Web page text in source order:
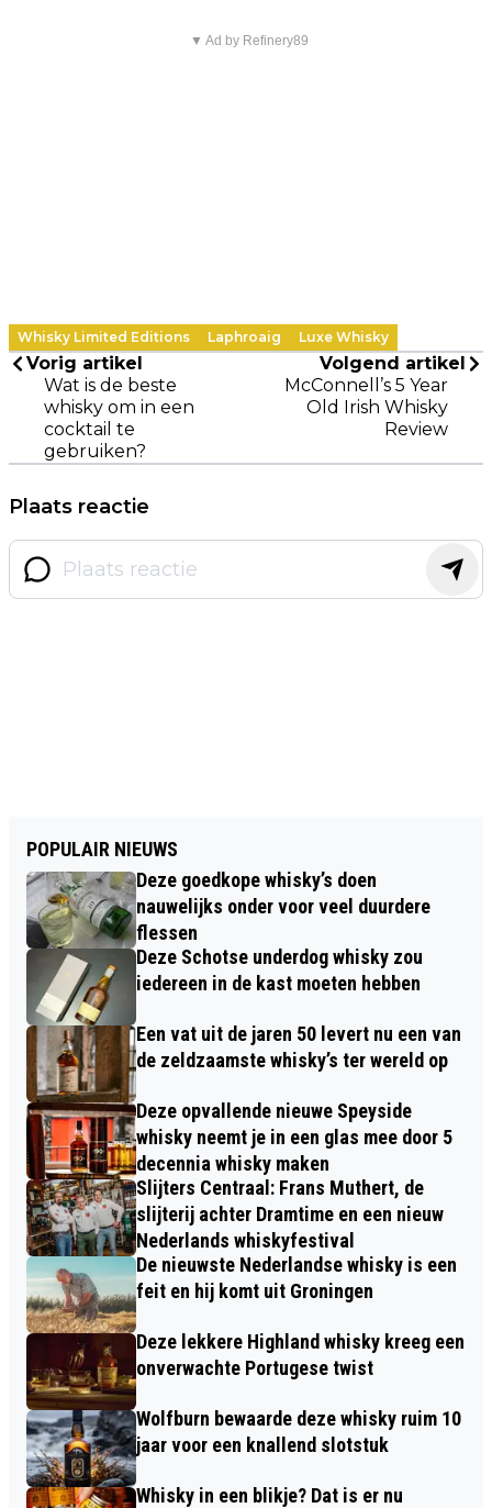
▼ Ad by Refinery89
Whisky Limited Editions Laphroaig Luxe Whisky
Vorig artikel
Wat is de beste
whisky om in een
cocktail te
gebruiken?
Volgend artikel
McConnell’s 5 Year
Old Irish Whisky
Review
Plaats reactie
POPULAIR NIEUWS
Deze goedkope whisky’s doen
nauwelijks onder voor veel duurdere
flessen
Deze Schotse underdog whisky zou
iedereen in de kast moeten hebben
Een vat uit de jaren 50 levert nu een van
de zeldzaamste whisky’s ter wereld op
Deze opvallende nieuwe Speyside
whisky neemt je in een glas mee door 5
decennia whisky maken
Slijters Centraal: Frans Muthert, de
slijterij achter Dramtime en een nieuw
Nederlands whiskyfestival
De nieuwste Nederlandse whisky is een
feit en hij komt uit Groningen
Deze lekkere Highland whisky kreeg een
onverwachte Portugese twist
Wolfburn bewaarde deze whisky ruim 10
jaar voor een knallend slotstuk
Whisky in een blikje? Dat is er nu